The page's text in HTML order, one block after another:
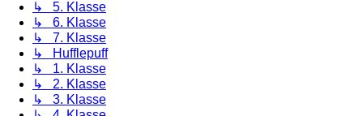
↳ 5. Klasse
↳ 6. Klasse
↳ 7. Klasse
↳ Hufflepuff
↳ 1. Klasse
↳ 2. Klasse
↳ 3. Klasse